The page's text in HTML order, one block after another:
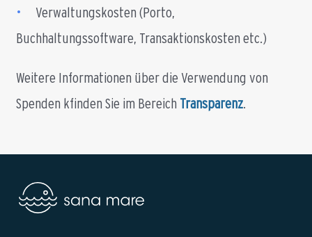
•
Verwaltungskosten (Porto,
Buchhaltungssoftware, Transaktionskosten etc.)
Weitere Informationen über die Verwendung von
Spenden kfinden Sie im Bereich Transparenz.